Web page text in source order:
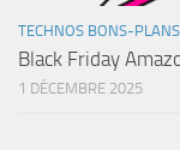
TECHNOS BONS-PLANS
Black Friday
1 DÉCEMBRE 2025